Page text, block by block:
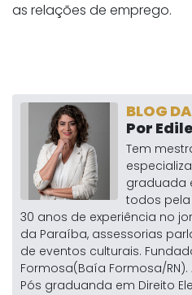
as relações de emprego.
BLOG
Por
Tem
graduada
todos pela
30 anos de experiência no
da Paraíba, assessorias
de eventos culturais.
Formosa(Baía Formosa/
Pós graduanda em Direito